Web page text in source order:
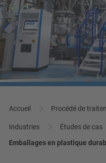
Accueil Procédé de
Industries
Études de cas
Emballages en plastique